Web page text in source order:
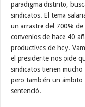
paradigma distinto,
sindicatos. El tema
un arrastre del 700%
convenios de hace 40
productivos de hoy.
el presidente nos pide
sindicatos tienen
pero también un ámbito
sentenció.